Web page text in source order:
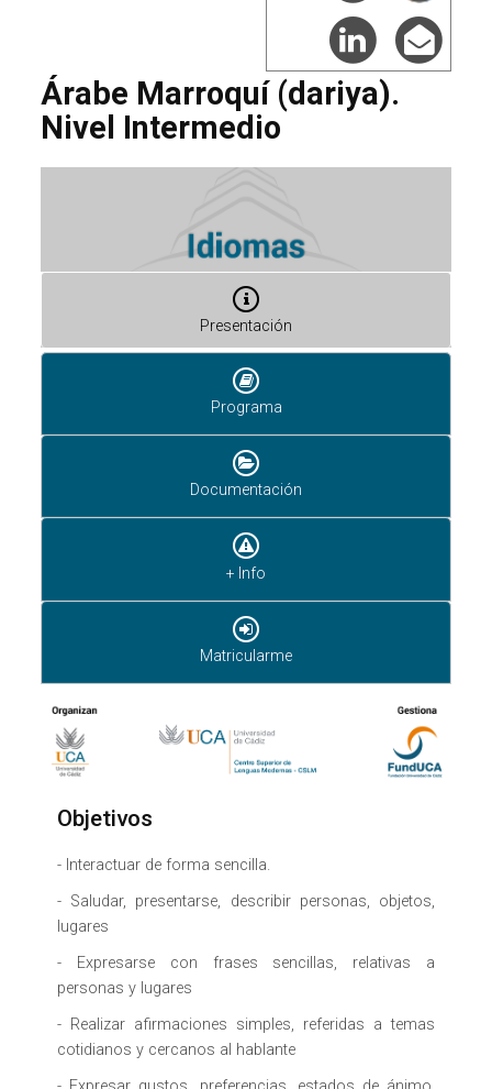
Árabe Marroquí (dariya).
Nivel Intermedio
Presentación
Programa
Documentación
+ Info
Matricularme
Objetivos
- Interactuar de forma sencilla.
- Saludar, presentarse, describir personas, objetos,
lugares
- Expresarse con frases sencillas, relativas a
personas y lugares
- Realizar afirmaciones simples, referidas a temas
cotidianos y cercanos al hablante